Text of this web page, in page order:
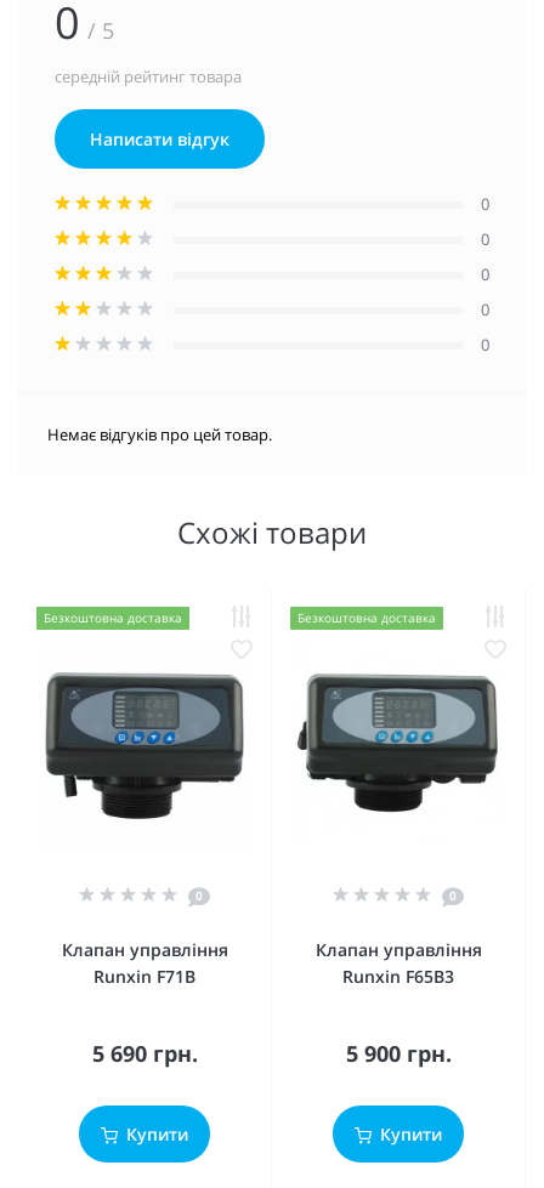
0 / 5
середній рейтинг товара
Написати відгук
0
0
0
0
0
Немає відгуків про цей товар.
Схожі товари
Безкоштовна доставка
0
Клапан управління
Runxin F71B
5 690 грн.
Купити
Безкоштовна доставка
0
Клапан управління
Runxin F65B3
5 900 грн.
Купити